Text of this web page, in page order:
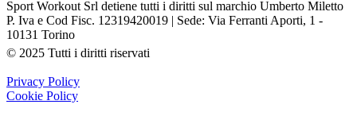
Sport Workout Srl detiene tutti i diritti sul marchio Umberto Miletto
P. Iva e Cod Fisc. 12319420019 | Sede: Via Ferranti Aporti, 1 -
10131 Torino
© 2025 Tutti i diritti riservati
Privacy Policy
Cookie Policy